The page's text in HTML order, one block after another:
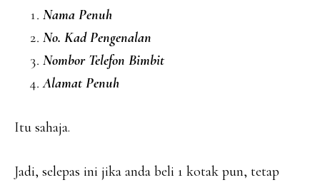
Nama Penuh
No. Kad Pengenalan
Nombor Telefon Bimbit
Alamat Penuh
Itu sahaja.
Jadi, selepas ini jika anda beli 1 kotak pun, tetap